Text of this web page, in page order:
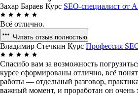
Захар Бараев Курс SEO-специалист от
Всё отлично.
Читать отзыв полностью
Владимир Стечкин Курс Профессия
Спасибо вам за возможность
курсе сформированы отлично, всё
работы — отдельный разговор,
важный момент, и проработан он очень